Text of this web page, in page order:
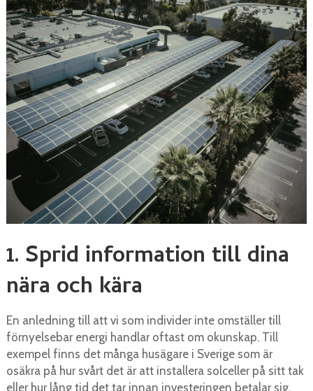
1. Sprid information till dina
nära och kära
En anledning till att vi som individer inte omställer till
förnyelsebar energi handlar oftast om okunskap. Till
exempel finns det många husägare i Sverige som är
osäkra på hur svårt det är att installera solceller på sitt tak
eller hur lång tid det tar innan investeringen betalar sig.